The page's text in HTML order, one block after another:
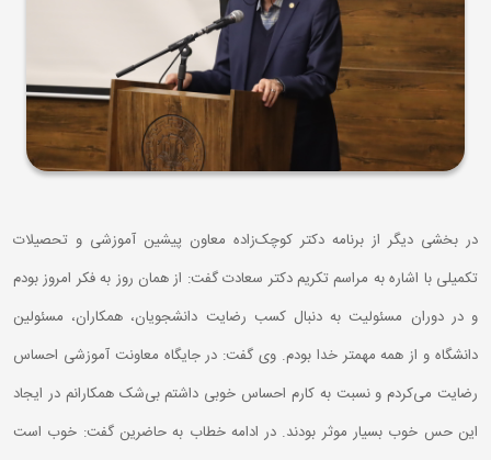
در بخشی دیگر از برنامه دکتر کوچک‌زاده معاون پیشین آموزشی و تحصیلات
تکمیلی با اشاره به مراسم تکریم دکتر سعادت گفت: از همان روز به فکر امروز بودم
و در دوران مسئولیت به دنبال کسب رضایت دانشجویان، همکاران، مسئولین
دانشگاه و از همه مهمتر خدا بودم. وی گفت: در جایگاه معاونت آموزشی احساس
رضایت می‌کردم و نسبت به کارم احساس خوبی داشتم بی‌شک همکارانم در ایجاد
این حس خوب بسیار موثر بودند. در ادامه خطاب به حاضرین گفت: خوب است